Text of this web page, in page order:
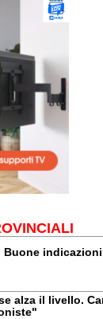
Buone
alza il livello.